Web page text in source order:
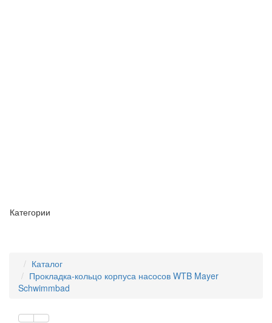
Категории
Каталог
Прокладка-кольцо корпуса насосов WTB Mayer
Schwimmbad